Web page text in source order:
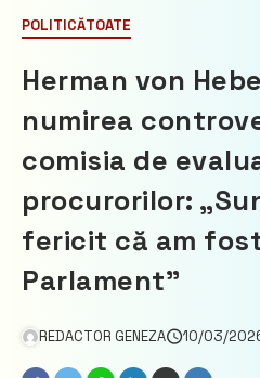
POLITICĂTOATE
Herman von
numirea
comisia de
procurorilor:
fericit că am
Parlament”
REDACTOR GENEZA 10/03/